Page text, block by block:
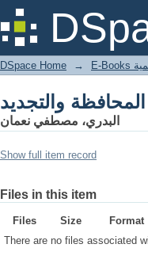
DSpace Home →
البدري، مصطفي نعمان
Show full item record
Files in this item
Files Size Format
There are no files associated